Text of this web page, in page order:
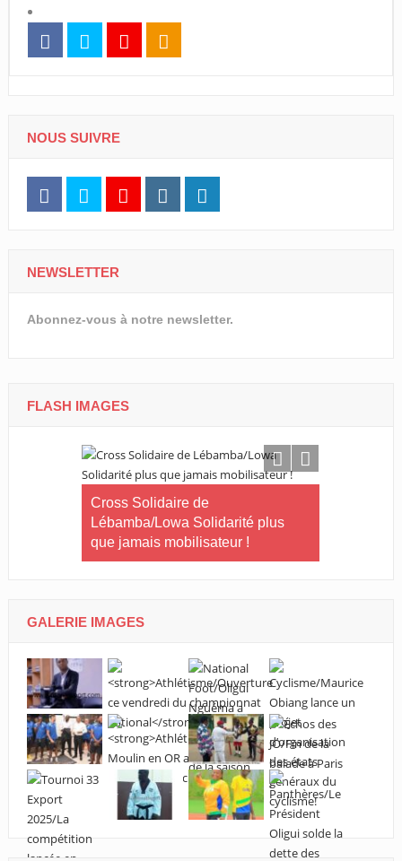
NOUS SUIVRE
NEWSLETTER
Abonnez-vous à notre newsletter.
FLASH IMAGES
Cross Solidaire de
Lébamba/Lowa Solidarité plus
que jamais mobilisateur !
GALERIE IMAGES